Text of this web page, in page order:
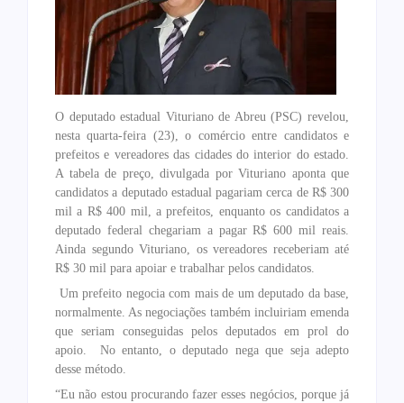
O deputado estadual Vituriano de Abreu (PSC) revelou,
nesta quarta-feira (23), o comércio entre candidatos e
prefeitos e vereadores das cidades do interior do estado.
A tabela de preço, divulgada por Vituriano aponta que
candidatos a deputado estadual pagariam cerca de R$ 300
mil a R$ 400 mil, a prefeitos, enquanto os candidatos a
deputado federal chegariam a pagar R$ 600 mil reais.
Ainda segundo Vituriano, os vereadores receberiam até
R$ 30 mil para apoiar e trabalhar pelos candidatos.
Um prefeito negocia com mais de um deputado da base,
normalmente. As negociações também incluiriam emenda
que seriam conseguidas pelos deputados em prol do
apoio. No entanto, o deputado nega que seja adepto
desse método.
“Eu não estou procurando fazer esses negócios, porque já